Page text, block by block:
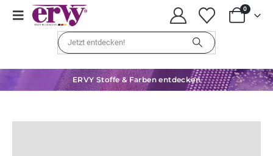
0
ERVY Stoffe & Farben entdecken